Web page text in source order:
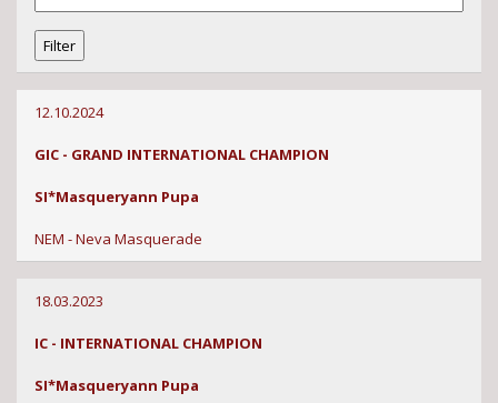
12.10.2024
GIC - GRAND INTERNATIONAL CHAMPION
SI*Masqueryann Pupa
NEM - Neva Masquerade
18.03.2023
IC - INTERNATIONAL CHAMPION
SI*Masqueryann Pupa